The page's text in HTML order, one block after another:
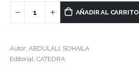
AÑADIR AL CARRITO
Autor: ABDULALI, SOHAILA
Editorial: CÁTEDRA